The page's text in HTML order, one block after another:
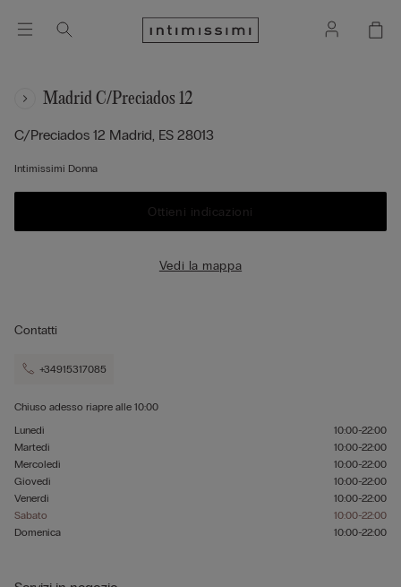
Madrid C/preciados 12
C/preciados 12 Madrid, ES 28013
Intimissimi Donna
Ottieni indicazioni
Vedi la mappa
Contatti
+34915317085
Chiuso adesso riapre alle 10:00
Lunedì
10:00-22:00
Martedì
10:00-22:00
Mercoledì
10:00-22:00
Giovedì
10:00-22:00
Venerdì
10:00-22:00
Sabato
10:00-22:00
Domenica
10:00-22:00